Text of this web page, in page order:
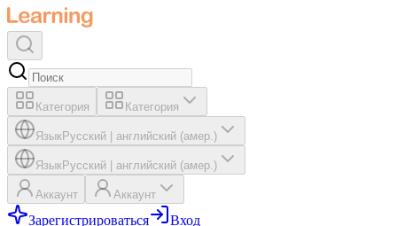
Категория Категория
ЯзыкРусский английский (амер.)
ЯзыкРусский английский (амер.)
Аккаунт Аккаунт
Зарегистрироваться Вход